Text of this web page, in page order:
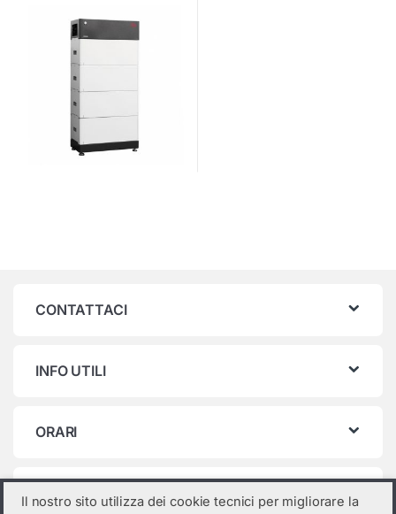
CONTATTACI
INFO UTILI
ORARI
Categorie prodotto
Il nostro sito utilizza dei cookie tecnici per migliorare la